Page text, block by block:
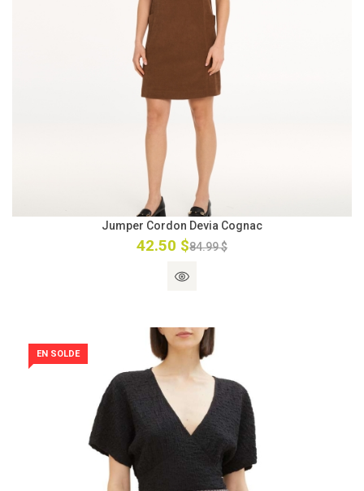
Jumper Cordon Devia Cognac
42.50 $84.99 $
EN SOLDE